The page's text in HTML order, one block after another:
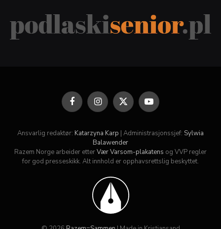
FacebookInstagram
X
(Twitter)
YouTube
Ansvarlig redaktør: Katarzyna Karp | Administrasjonssjef: Sylwia
Balawender
Razem Norge arbeider etterVær Varsom-plakatens og VVP regler
for god presseskikk. Alt innhold er opphavsrettslig beskyttet.